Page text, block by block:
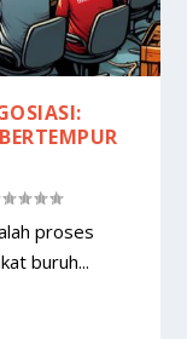
proses
buruh...